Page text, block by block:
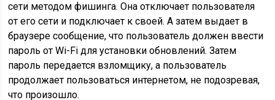
сети методом фишинга. Она отключает пользователя
от его сети и подключает к своей. А затем выдает в
браузере сообщение, что пользователь должен ввести
пароль от Wi-Fi для установки обновлений. Затем
пароль передается взломщику, а пользователь
продолжает пользоваться интернетом, не подозревая,
что произошло.